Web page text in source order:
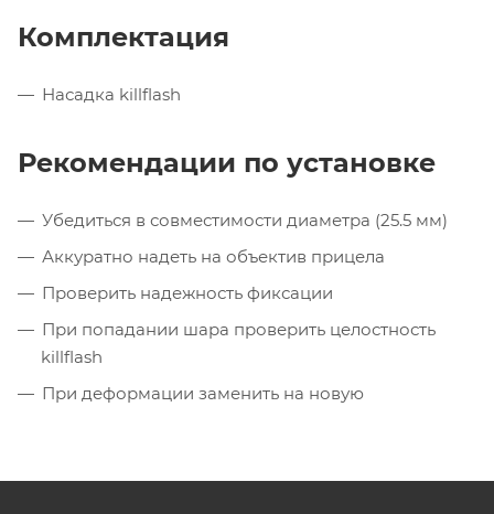
Комплектация
Насадка killflash
Рекомендации по установке
Убедиться в совместимости диаметра (25.5 мм)
Аккуратно надеть на объектив прицела
Проверить надежность фиксации
При попадании шара проверить целостность
killflash
При деформации заменить на новую